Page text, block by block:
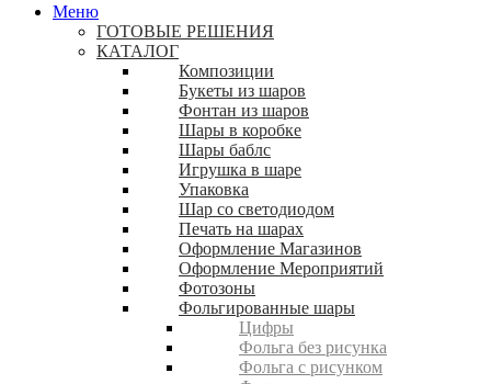
Меню
ГОТОВЫЕ РЕШЕНИЯ
КАТАЛОГ
Композиции
Букеты из шаров
Фонтан из шаров
Шары в коробке
Шары баблс
Игрушка в шаре
Упаковка
Шар со светодиодом
Печать на шарах
Оформление Магазинов
Оформление Мероприятий
Фотозоны
Фольгированные шары
Цифры
Фольга без рисунка
Фольга с рисунком